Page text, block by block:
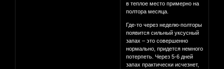
в теплое место примерно на
полтора месяца.
Где-то через неделю-полторы
появится сильный уксусный
запах – это совершенно
нормально, придется немного
потерпеть. Через 5-6 дней
запах практически исчезнет,